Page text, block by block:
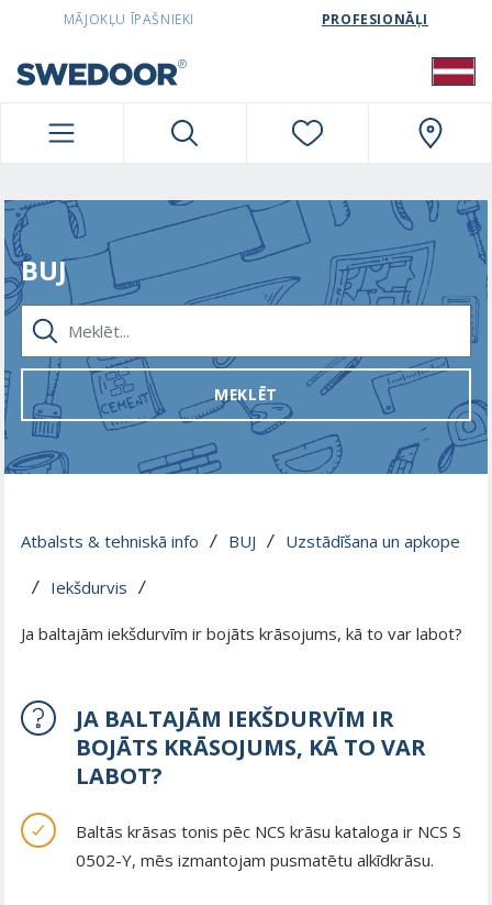
SWEDOORLATVIA NAVIGATION
MĀJOKĻU ĪPAŠNIEKI PROFESIONĀĻI
BUJ
MEKLĒT...
MEKLĒT
Atbalsts & tehniskā info / BUJ / Uzstādīšana un apkope
/ Iekšdurvis /
Ja baltajām iekšdurvīm ir bojāts krāsojums, kā to var labot?
JA BALTAJĀM IEKŠDURVĪM IR
BOJĀTS KRĀSOJUMS, KĀ TO VAR
LABOT?
Baltās krāsas tonis pēc NCS krāsu kataloga ir NCS S
0502-Y, mēs izmantojam pusmatētu alkīdkrāsu.